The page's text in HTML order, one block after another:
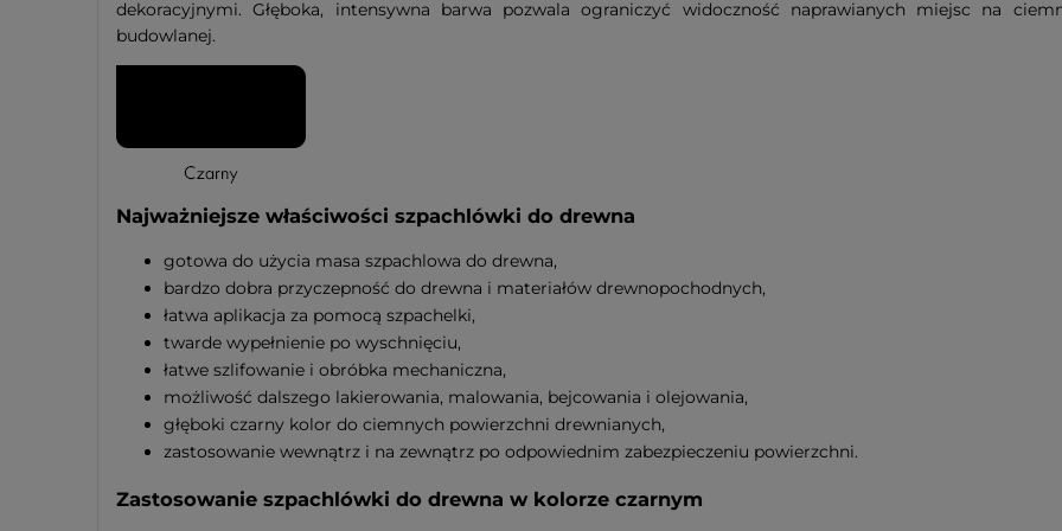
dekoracyjnymi. Głęboka, intensywna barwa pozwala ograniczyć widoczność naprawianych miejsc na
budowlanej.
Najważniejsze właściwości szpachlówki do drewna
gotowa do użycia masa szpachlowa do drewna,
bardzo dobra przyczepność do drewna i materiałów drewnopochodnych,
łatwa aplikacja za pomocą szpachelki,
twarde wypełnienie po wyschnięciu,
łatwe szlifowanie i obróbka mechaniczna,
możliwość dalszego lakierowania, malowania, bejcowania i olejowania,
głęboki czarny kolor do ciemnych powierzchni drewnianych,
zastosowanie wewnątrz i na zewnątrz po odpowiednim zabezpieczeniu powierzchni.
Zastosowanie szpachlówki do drewna w kolorze czarnym